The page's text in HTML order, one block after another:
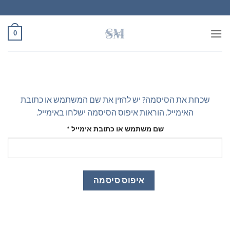
to
content
0
שכחת את הסיסמה? יש להזין את שם המשתמש או כתובת
האימייל. הוראות איפוס הסיסמה ישלחו באימייל.
שם משתמש או כתובת אימייל *חובה
איפוס סיסמה